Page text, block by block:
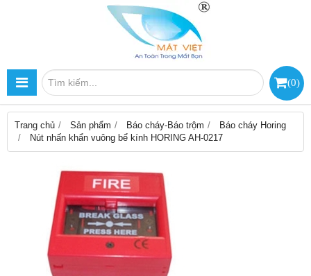
(0)
Trang chủ Sản phẩm Báo cháy-Báo trộm
Báo cháy Horing
Nút nhấn khẩn vuông bể kính HORING AH-0217